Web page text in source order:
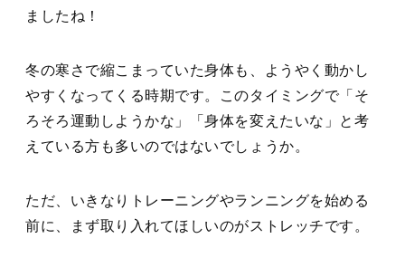
ましたね！
冬の寒さで縮こまっていた身体も、ようやく動かし
やすくなってくる時期です。このタイミングで「そ
ろそろ運動しようかな」「身体を変えたいな」と考
えている方も多いのではないでしょうか。
ただ、いきなりトレーニングやランニングを始める
前に、まず取り入れてほしいのがストレッチです。